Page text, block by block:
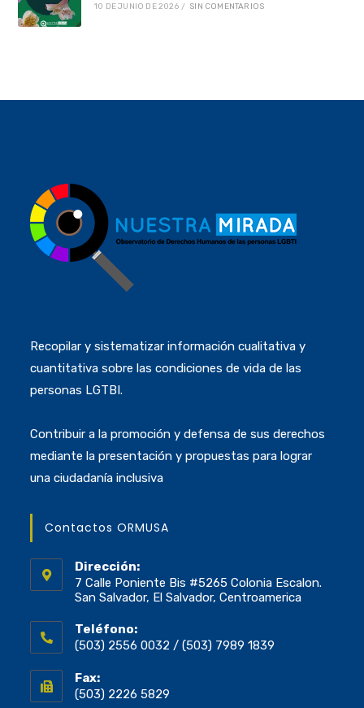
10 DE JUNIO DE 2026 / SIN COMENTARIOS
Recopilar y sistematizar información cualitativa y
cuantitativa sobre las condiciones de vida de las
personas LGTBI.
Contribuir a la promoción y defensa de sus derechos
mediante la presentación y propuestas para lograr
una ciudadanía inclusiva
Contactos ORMUSA
Dirección:
7 Calle Poniente Bis #5265 Colonia Escalon.
San Salvador, El Salvador, Centroamerica
Teléfono:
(503) 2556 0032 / (503) 7989 1839
Fax:
(503) 2226 5829